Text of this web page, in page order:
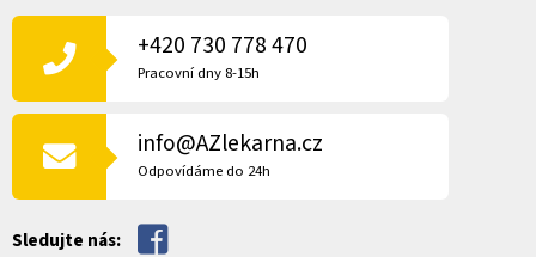
Á
T
+420 730 778 470
Pracovní dny 8-15h
info@AZlekarna.cz
Odpovídáme do 24h
Sledujte nás: